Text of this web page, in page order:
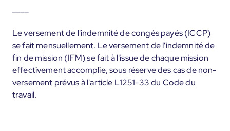
Le versement de l'indemnité de congés payés (ICCP)
se fait mensuellement. Le versement de l'indemnité de
fin de mission (IFM) se fait à l'issue de chaque mission
effectivement accomplie, sous réserve des cas de non-
versement prévus à l'article L1251-33 du Code du
travail.